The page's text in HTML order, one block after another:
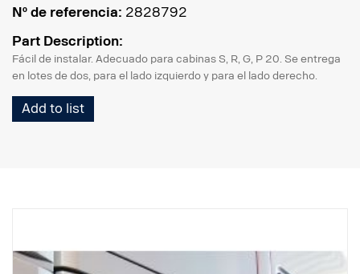
Nº de referencia: 2828792
Part Description:
Fácil de instalar. Adecuado para cabinas S, R, G, P 20. Se entrega
en lotes de dos, para el lado izquierdo y para el lado derecho.
Add to list